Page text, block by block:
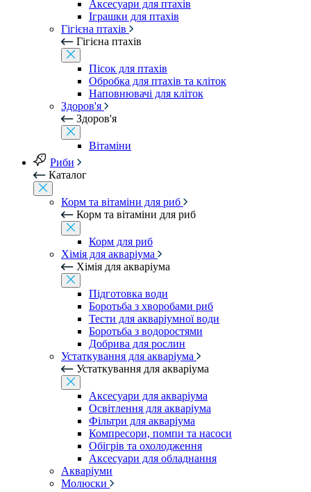
Аксесуари для птахів
Іграшки для птахів
Гігієна птахів
Гігієна птахів
Пісок для птахів
Обробка для птахів та кліток
Наповнювачі для кліток
Здоров'я
Здоров'я
Вітаміни
Риби
Каталог
Корм та вітаміни для риб
Корм та вітаміни для риб
Корм для риб
Хімія для акваріума
Хімія для акваріума
Підготовка води
Боротьба з хворобами риб
Тести для акваріумної води
Боротьба з водоростями
Добрива для рослин
Устаткування для акваріума
Устаткування для акваріума
Аксесуари для акваріума
Освітлення для акваріума
Фільтри для акваріума
Компресори, помпи та насоси
Обігрів та охолодження
Аксесуари для обладнання
Акваріуми
Молюски